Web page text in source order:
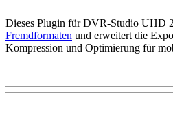
Dieses Plugin für DVR-Studio UHD
Fremdformaten und erweitert die
Kompression und Optimierung für